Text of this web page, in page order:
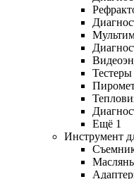
Ещё 1
Инструмент